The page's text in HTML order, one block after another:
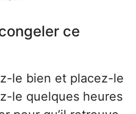
ce
le bien et placez-le
le quelques heures